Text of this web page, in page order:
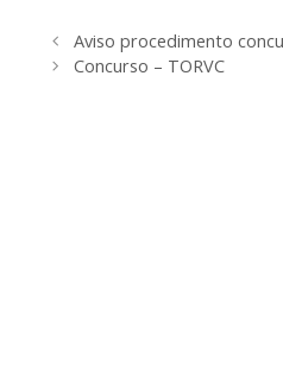
Aviso procedimento
Concurso – TORVC